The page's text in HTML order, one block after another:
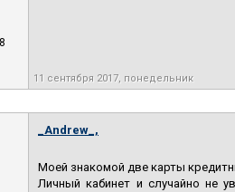
11 сентября 2017, понедельник
_Andrew_,
Моей знакомой две карты
Личный кабинет и случайно не